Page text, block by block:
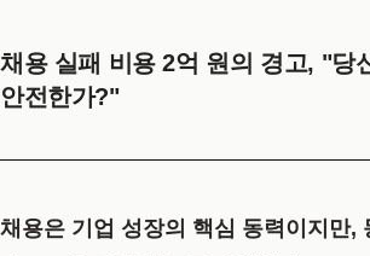
채용 실패 비용 2억 원의 경고, "당
안전한가?"
채용은 기업 성장의 핵심 동력이지만,